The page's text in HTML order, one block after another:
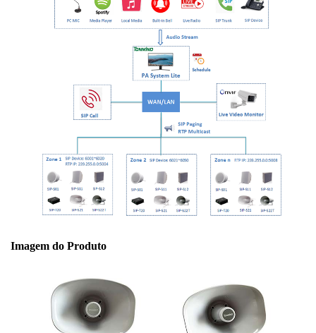
Imagem do Produto